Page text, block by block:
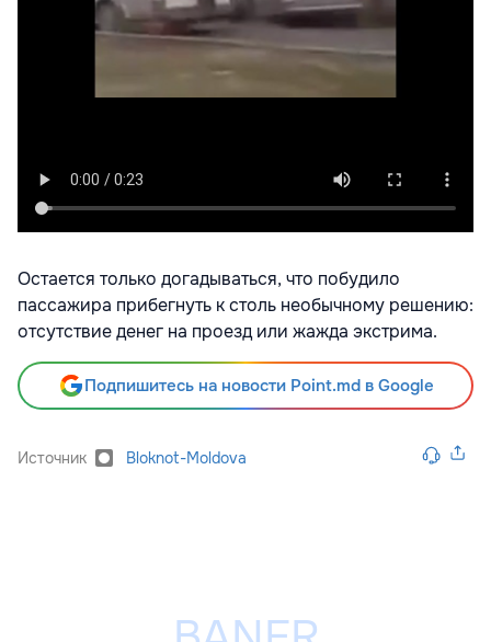
Остается только догадываться, что побудило
пассажира прибегнуть к столь необычному решению:
отсутствие денег на проезд или жажда экстрима.
Подпишитесь на новости Point.md в Google
Источник Bloknot-Moldova